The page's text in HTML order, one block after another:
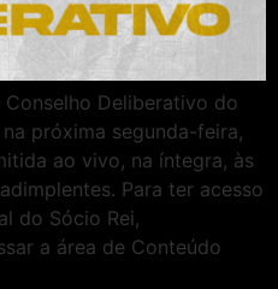
Deliberativo do
próxima segunda-feira,
ao vivo, na íntegra, às
Para ter acesso
do Sócio Rei,
a área de Conteúdo